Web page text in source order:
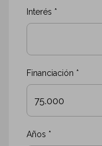
Interés *
Financiación *
Años *